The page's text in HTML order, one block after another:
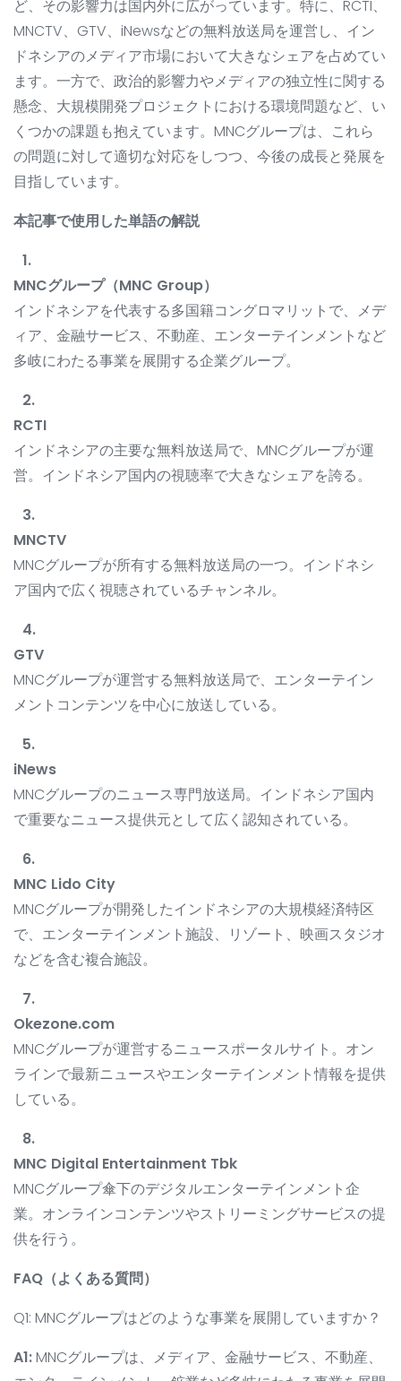
ど、その影響力は国内外に広がっています。特に、RCTI、
MNCTV、GTV、iNewsなどの無料放送局を運営し、イン
ドネシアのメディア市場において大きなシェアを占めてい
ます。一方で、政治的影響力やメディアの独立性に関する
懸念、大規模開発プロジェクトにおける環境問題など、い
くつかの課題も抱えています。MNCグループは、これら
の問題に対して適切な対応をしつつ、今後の成長と発展を
目指しています。
本記事で使用した単語の解説
MNCグループ（MNC Group）
インドネシアを代表する多国籍コングロマリットで、メデ
ィア、金融サービス、不動産、エンターテインメントなど
多岐にわたる事業を展開する企業グループ。
RCTI
インドネシアの主要な無料放送局で、MNCグループが運
営。インドネシア国内の視聴率で大きなシェアを誇る。
MNCTV
MNCグループが所有する無料放送局の一つ。インドネシ
ア国内で広く視聴されているチャンネル。
GTV
MNCグループが運営する無料放送局で、エンターテイン
メントコンテンツを中心に放送している。
iNews
MNCグループのニュース専門放送局。インドネシア国内
で重要なニュース提供元として広く認知されている。
MNC Lido City
MNCグループが開発したインドネシアの大規模経済特区
で、エンターテインメント施設、リゾート、映画スタジオ
などを含む複合施設。
Okezone.com
MNCグループが運営するニュースポータルサイト。オン
ラインで最新ニュースやエンターテインメント情報を提供
している。
MNC Digital Entertainment Tbk
MNCグループ傘下のデジタルエンターテインメント企
業。オンラインコンテンツやストリーミングサービスの提
供を行う。
FAQ（よくある質問）
Q1: MNCグループはどのような事業を展開していますか？
A1:MNCグループは、メディア、金融サービス、不動産、